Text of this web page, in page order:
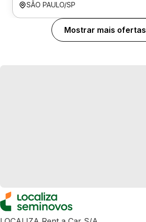
SÃO PAULO/SP
Mostrar mais ofertas